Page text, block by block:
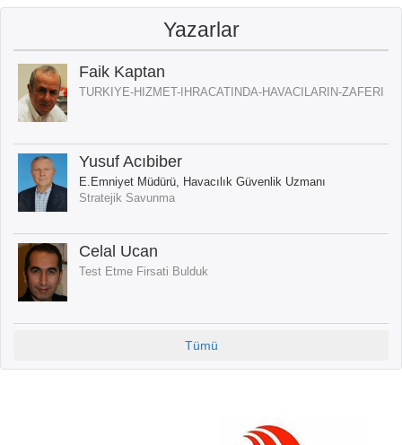
Yazarlar
Faik Kaptan
TURKIYE-HIZMET-IHRACATINDA-HAVACILARIN-ZAFERI
Yusuf Acıbiber
E.Emniyet Müdürü, Havacılık Güvenlik Uzmanı
Stratejik Savunma
Celal Ucan
Test Etme Firsati Bulduk
Tümü